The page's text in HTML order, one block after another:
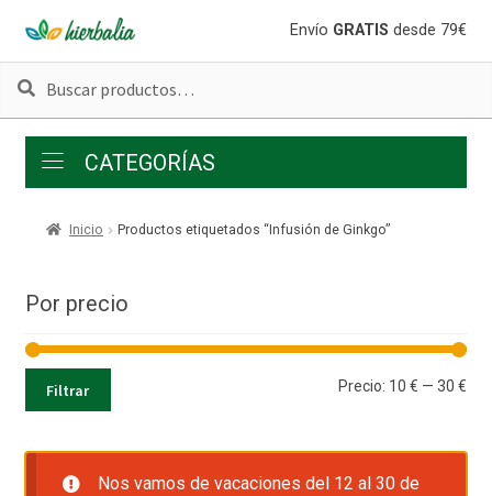
Ir
a
la
navegación
Ir
al
contenido
Envío GRATIS desde 79€
Buscar
Buscar
CATEGORÍAS
Inicio Productos etiquetados “Infusión de Ginkgo”
Por precio
Filtrar Precio: 10 € —30 €
Nos vamos de vacaciones del 12 al 30 de